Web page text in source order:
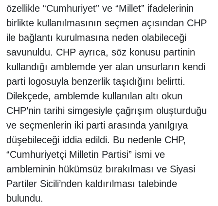
özellikle “Cumhuriyet” ve “Millet” ifadelerinin
birlikte kullanılmasının seçmen açısından CHP
ile bağlantı kurulmasına neden olabileceği
savunuldu. CHP ayrıca, söz konusu partinin
kullandığı amblemde yer alan unsurların kendi
parti logosuyla benzerlik taşıdığını belirtti.
Dilekçede, amblemde kullanılan altı okun
CHP’nin tarihi simgesiyle çağrışım oluşturduğu
ve seçmenlerin iki parti arasında yanılgıya
düşebileceği iddia edildi. Bu nedenle CHP,
“Cumhuriyetçi Milletin Partisi” ismi ve
ambleminin hükümsüz bırakılması ve Siyasi
Partiler Sicili’nden kaldırılması talebinde
bulundu.